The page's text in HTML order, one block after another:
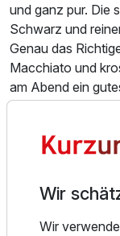
und ganz pur. Die
Schwarz und
Genau das
Macchiato und
am Abend ein
Dragseth's
SANDglow-
aus exquisitem
modernem
heute.
Wir
Wir